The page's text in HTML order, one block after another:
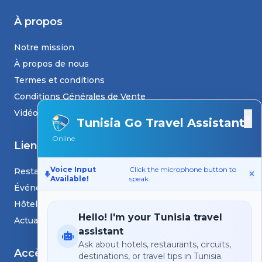
Tunisia Go Travel Assistant
Online
Voice Input
Available!
Click the microphone button to
speak.
Hello! I'm your Tunisia travel
assistant
Ask about hotels, restaurants, circuits,
destinations, or travel tips in Tunisia.
À propos
Notre mission
À propos de nous
Termes et conditions
Conditions Générales de Vente
Vidéos
Liens
Restaurants
Événements
Hôtels
Actualités et blogs
Accès